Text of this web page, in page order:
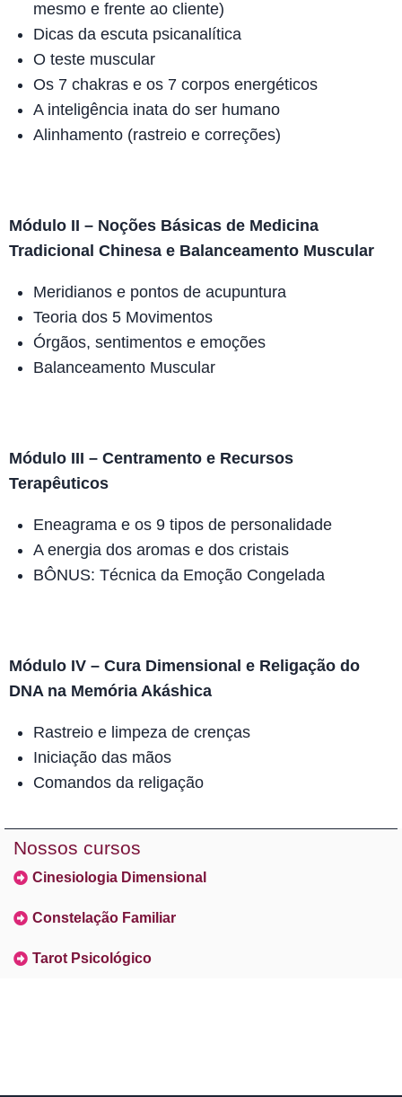
mesmo e frente ao cliente)
Dicas da escuta psicanalítica
O teste muscular
Os 7 chakras e os 7 corpos energéticos
A inteligência inata do ser humano
Alinhamento (rastreio e correções)
Módulo II – Noções Básicas de Medicina
Tradicional Chinesa e Balanceamento Muscular
Meridianos e pontos de acupuntura
Teoria dos 5 Movimentos
Órgãos, sentimentos e emoções
Balanceamento Muscular
Módulo III – Centramento e Recursos
Terapêuticos
Eneagrama e os 9 tipos de personalidade
A energia dos aromas e dos cristais
BÔNUS: Técnica da Emoção Congelada
Módulo IV – Cura Dimensional e Religação do
DNA na Memória Akáshica
Rastreio e limpeza de crenças
Iniciação das mãos
Comandos da religação
Nossos cursos
Cinesiologia Dimensional
Constelação Familiar
Tarot Psicológico